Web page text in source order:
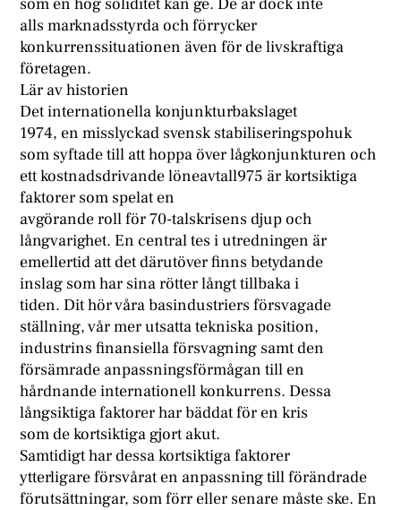
som en hög soliditet kan ge. De är dock inte
alls marknadsstyrda och förrycker
konkurrenssituationen även för de livskraftiga
företagen.
Lär av historien
Det internationella konjunkturbakslaget
1974, en misslyckad svensk stabiliseringspohuk
som syftade till att hoppa över lågkonjunkturen och
ett kostnadsdrivande löneavtall975 är kortsiktiga
faktorer som spelat en
avgörande roll för 70-talskrisens djup och
långvarighet. En central tes i utredningen är
emellertid att det därutöver finns betydande
inslag som har sina rötter långt tillbaka i
tiden. Dit hör våra basindustriers försvagade
ställning, vår mer utsatta tekniska position,
industrins finansiella försvagning samt den
försämrade anpassningsförmågan till en
hårdnande internationell konkurrens. Dessa
långsiktiga faktorer har bäddat för en kris
som de kortsiktiga gjort akut.
Samtidigt har dessa kortsiktiga faktorer
ytterligare försvårat en anpassning till förändrade
förutsättningar, som förr eller senare måste ske. En